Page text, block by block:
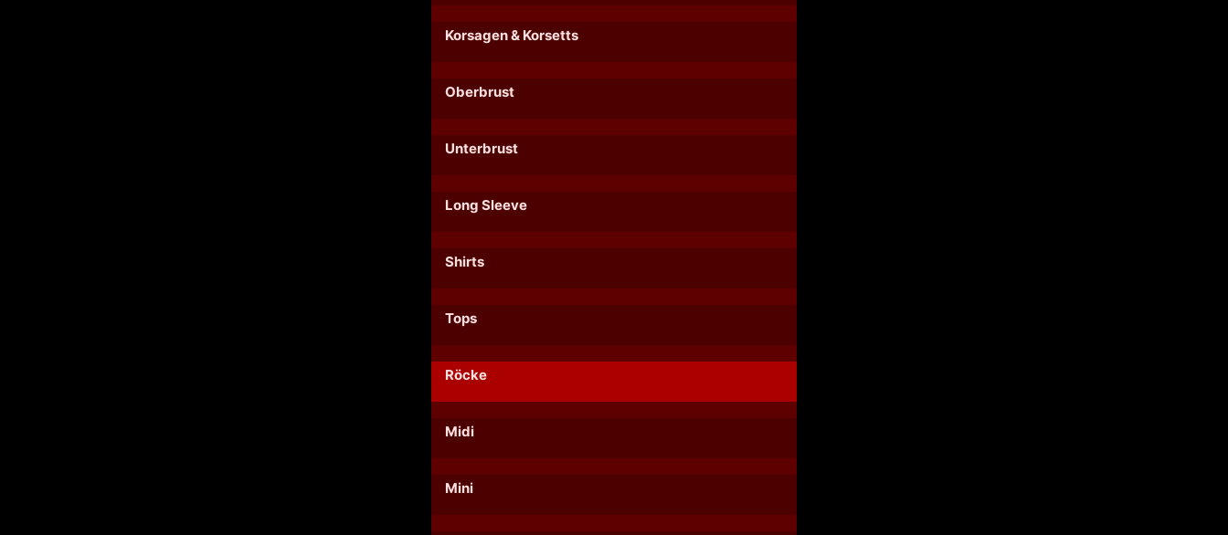
Korsagen & Korsetts
Oberbrust
Unterbrust
Long Sleeve
Shirts
Tops
Röcke
Midi
Mini